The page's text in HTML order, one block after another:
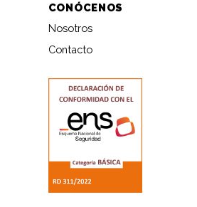
CONÓCENOS
Nosotros
Contacto